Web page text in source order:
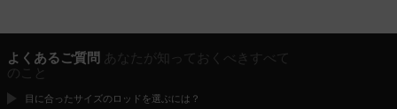
よくあるご質問 あなたが知っておくべきすべて
のこと
目に合ったサイズのロッドを選ぶには？